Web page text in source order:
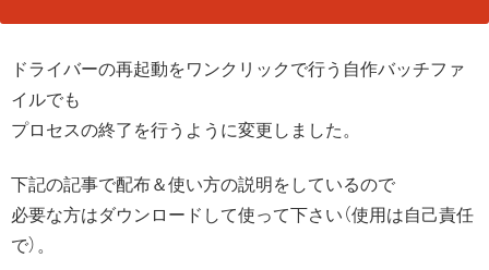
ドライバーの再起動をワンクリックで行う自作バッチファ
イルでも
プロセスの終了を行うように変更しました。
下記の記事で配布＆使い方の説明をしているので
必要な方はダウンロードして使って下さい（使用は自己責任
で）。